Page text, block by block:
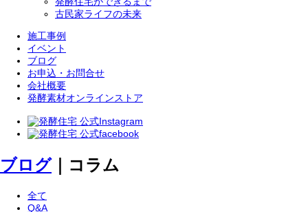
古民家ライフの未来
施工事例
イベント
ブログ
お申込・お問合せ
会社概要
発酵素材オンラインストア
ブログ｜コラム
全て
Q&A